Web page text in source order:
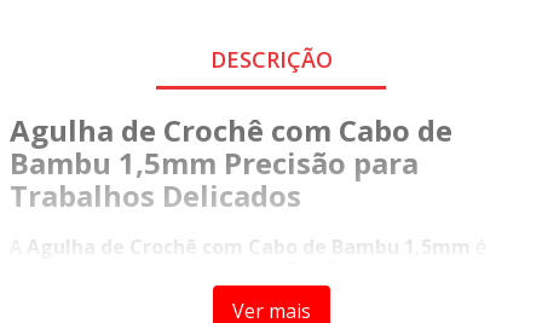
DESCRIÇÃO
Agulha de Crochê com Cabo de
Bambu 1,5mm Precisão para
Trabalhos Delicados
A Agulha de Crochê com Cabo de Bambu 1,5mm
é
, garantindo máxima precisão e acabamento
Ver mais